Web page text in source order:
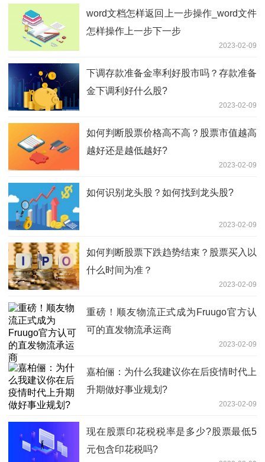
word文档怎样返回上一步操作_word文件
怎样操作上一步下一步
2023-02-09
下调存款准备金率利好股市吗？存款准备
金下调利好什么股?
2023-02-09
如何判断股票价格高不高？股票市值越高
越好还是越低越好?
2023-02-09
如何识别龙头股？如何找到龙头股?
2023-02-09
如何判断股票下跌趋势结束？股票买入以
什么时间为准？
2023-02-09
重磅！顺友物流正式成为Fruugo官方认
可的直发物流承运商
2023-02-09
嘉柏俪：为什么我建议你在后疫情时代上
升期做好事业规划?
2023-02-09
现在股票印花税税率是多少?股票最低5
元包含印花税吗?